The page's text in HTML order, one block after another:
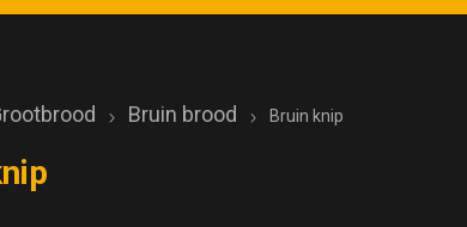
Bruin brood Bruin knip